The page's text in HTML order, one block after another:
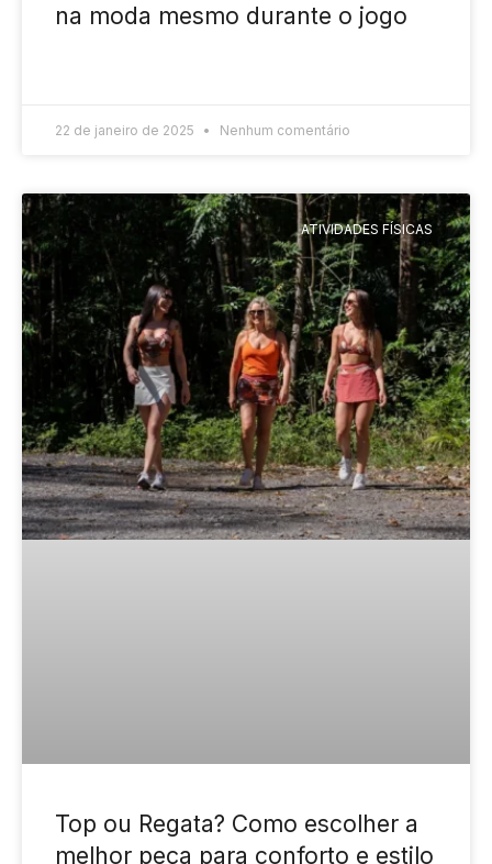
na moda mesmo durante o jogo
22 de janeiro de 2025 Nenhum comentário
ATIVIDADES FÍSICAS
Top ou Regata? Como escolher a
melhor peça para conforto e estilo